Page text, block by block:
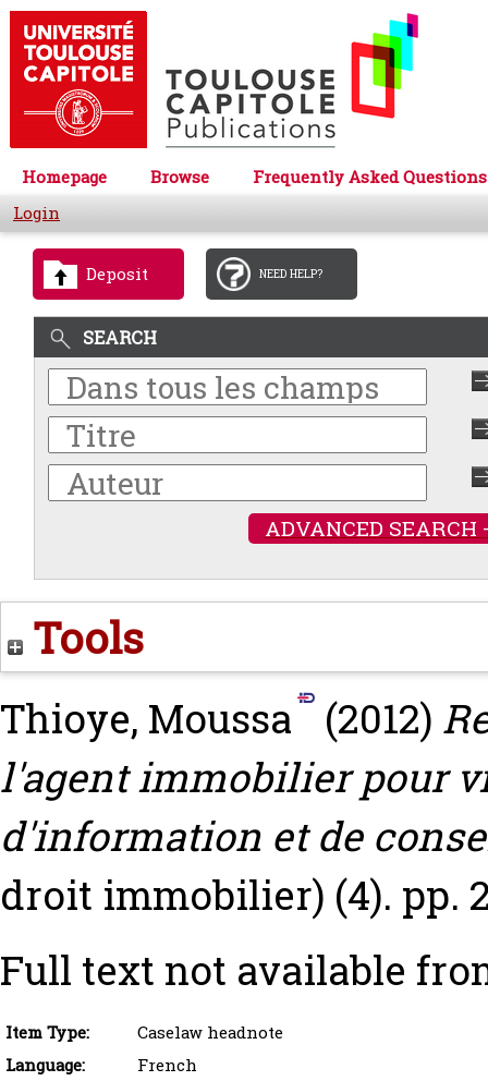
Homepage Browse
Frequently Asked Questions
Login
Deposit NEED HELP?
SEARCH
ADVANCED SEARCH
Tools
Thioye, Moussa (2012)
l'agent immobilier pour
d'information et de
droit immobilier) (4). pp.
Full text not available
Item Type:
Caselaw headnote
Language:
French